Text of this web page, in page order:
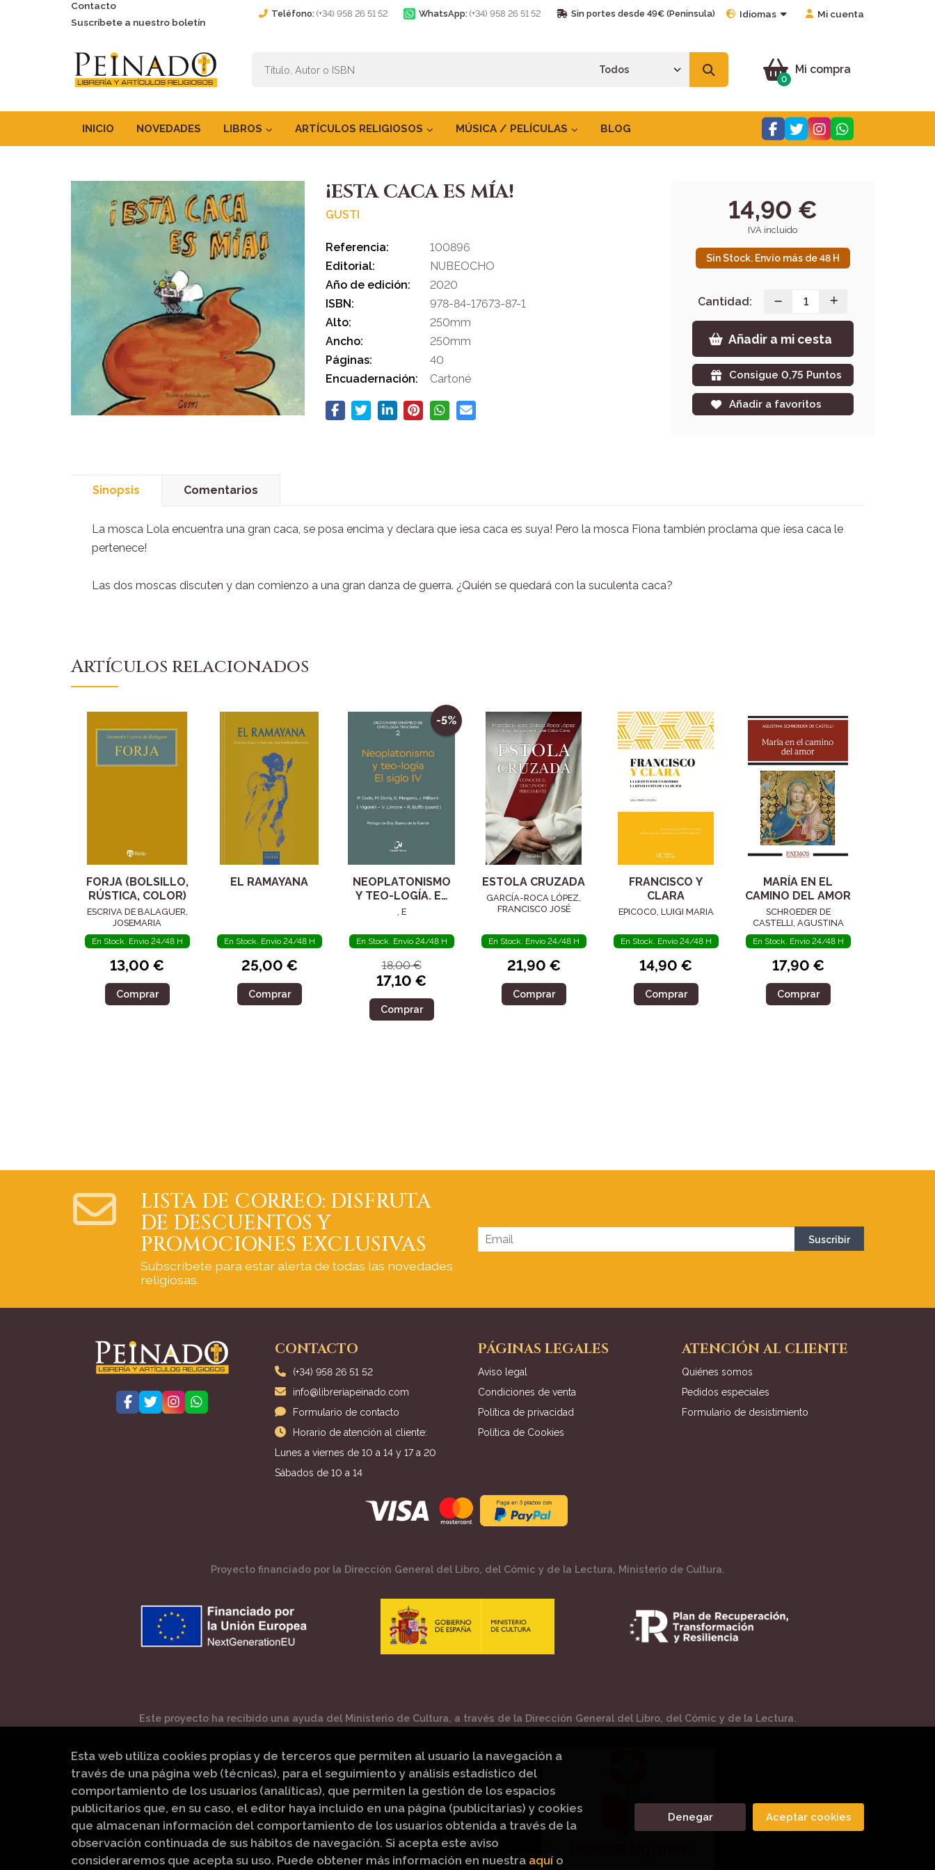
Contacto
Suscríbete a nuestro boletín
Teléfono: (+34) 958 26 51 52 WhatsApp: (+34) 958 26 51 52 Sin portes desde 49€ (Peninsula) Idiomas Mi cuenta
Mi compra
0
INICIO NOVEDADES LIBROS ARTÍCULOS RELIGIOSOS MÚSICA / PELÍCULAS BLOG
¡ESTA CACA ES MÍA!
GUSTI
Referencia:
100896
Editorial:
NUBEOCHO
Año de edición:
2020
ISBN:
978-84-17673-87-1
Alto:
250mm
Ancho:
250mm
Páginas:
40
Encuadernación:
Cartoné
14,90 €
IVA incluido
Sin Stock. Envío más de 48 H
Cantidad:
Añadir a mi cesta
Consigue 0,75 Puntos
Añadir a favoritos
Sinopsis Comentarios
La mosca Lola encuentra una gran caca, se posa encima y declara que ¡esa caca es suya! Pero la mosca Fiona también proclama que ¡esa caca le
pertenece!
Las dos moscas discuten y dan comienzo a una gran danza de guerra. ¿Quién se quedará con la suculenta caca?
Artículos relacionados
FORJA (BOLSILLO,
RÚSTICA, COLOR)
ESCRIVA DE BALAGUER,
JOSEMARIA
En Stock. Envío 24/48 H
13,00 €
Comprar
EL RAMAYANA
En Stock. Envío 24/48 H
25,00 €
Comprar
-5%
NEOPLATONISMO
Y TEO-LOGÍA. EL
SIGLO IV
, E
En Stock. Envío 24/48 H
18,00 €
17,10 €
Comprar
ESTOLA CRUZADA
GARCÍA-ROCA LÓPEZ,
FRANCISCO JOSÉ
En Stock. Envío 24/48 H
21,90 €
Comprar
FRANCISCO Y
CLARA
EPICOCO, LUIGI MARIA
En Stock. Envío 24/48 H
14,90 €
Comprar
MARÍA EN EL
CAMINO DEL AMOR
SCHROEDER DE
CASTELLI, AGUSTINA
En Stock. Envío 24/48 H
17,90 €
Comprar
LISTA DE CORREO: DISFRUTA
DE DESCUENTOS Y
PROMOCIONES EXCLUSIVAS
Subscríbete para estar alerta de todas las novedades
religiosas.
CONTACTO
(+34) 958 26 51 52
info@libreriapeinado.com
Formulario de contacto
Horario de atención al cliente:
Lunes a viernes de 10 a 14 y 17 a 20
Sábados de 10 a 14
PÁGINAS LEGALES
Aviso legal
Condiciones de venta
Política de privacidad
Política de Cookies
ATENCIÓN AL CLIENTE
Quiénes somos
Pedidos especiales
Formulario de desistimiento
Proyecto financiado por la Dirección General del Libro, del Cómic y de la Lectura, Ministerio de Cultura.
Este proyecto ha recibido una ayuda del Ministerio de Cultura, a través de la Dirección General del Libro, del Cómic y de la Lectura.
Esta web utiliza cookies propias y de terceros que permiten al usuario la navegación a
través de una página web (técnicas), para el seguimiento y análisis estadístico del
comportamiento de los usuarios (analíticas), que permiten la gestión de los espacios
publicitarios que, en su caso, el editor haya incluido en una página (publicitarias) y cookies
que almacenan información del comportamiento de los usuarios obtenida a través de la
observación continuada de sus hábitos de navegación. Si acepta este aviso
consideraremos que acepta su uso. Puede obtener más información en nuestra aquí o
Denegar Aceptar cookies